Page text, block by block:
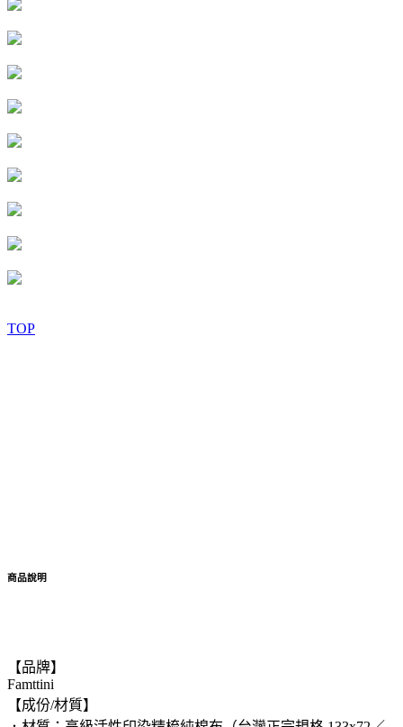
TOP
商品說明
【品牌】
Famttini
【成份/材質】